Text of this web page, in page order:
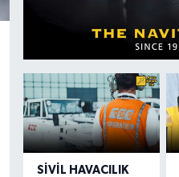
SIVIL HAVACILIK